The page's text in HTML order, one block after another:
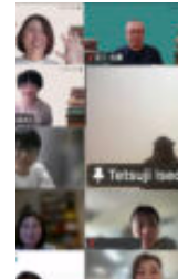
ビ
ゲ
ー
シ
ョ
ン